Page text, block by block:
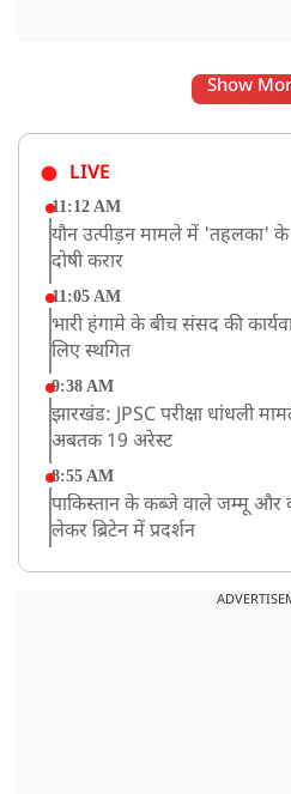
Show
LIVE
11:12 AM
यौन उत्पीड़न मामले में 'तहलका'
दोषी करार
11:05 AM
भारी हंगामे के बीच संसद की
लिए स्थगित
9:38 AM
झारखंड: JPSC परीक्षा धांधली
अबतक 19 अरेस्ट
8:55 AM
पाकिस्तान के कब्जे वाले जम्मू और
लेकर ब्रिटेन में प्रदर्शन
बसपा के इकलौते विधायक